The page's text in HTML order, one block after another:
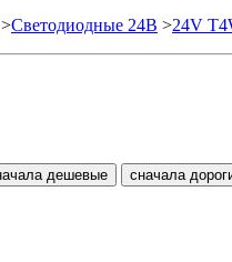
>Cветодиодные 24B >24V